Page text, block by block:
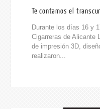
Te contamos el
Durante los días 16 y
Cigarreras de Alicante
de impresión 3D,
realizaron...